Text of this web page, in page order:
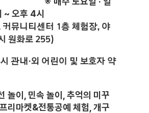
~ 오후 4시
커뮤니티센터 1층 체험장, 야
원화로 255)
관내·외 어린이 및 보호자 약
놀이, 민속 놀이, 추억의 미꾸
리마켓&전통공예 체험, 개구